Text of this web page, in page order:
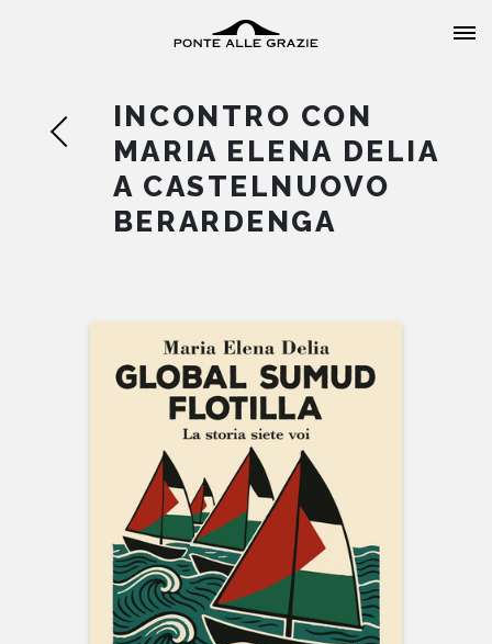
HOME
CATALOGO
AUTORI
EVENTI
NEWS
CONTATTI
INCONTRO CON
MARIA ELENA DELIA
A CASTELNUOVO
BERARDENGA